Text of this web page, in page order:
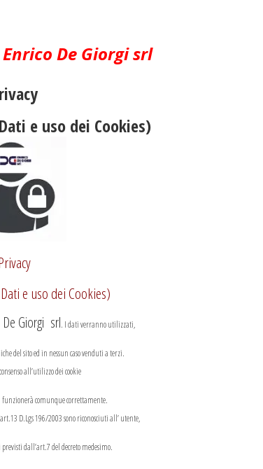
De Giorgi srl
e uso dei Cookies)
e uso dei Cookies)
De Giorgi srl. I dati verranno utilizzati,
del sito ed in nessun caso venduti a terzi.
all’utilizzo dei cookie
funzionerà comunque correttamente.
D.Lgs 196/2003 sono riconosciuti all’ utente,
dall’art.7 del decreto medesimo.